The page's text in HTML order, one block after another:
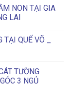
NON TẠI GIA
LAI
QUẾ VÕ _
TƯỜNG
3 NGỦ